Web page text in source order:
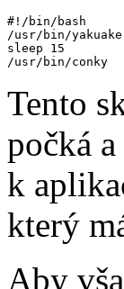
#!/bin/bash
/usr/bin/yakuake
sleep 15
/usr/bin/conky
Tento
počká
k
který
Aby